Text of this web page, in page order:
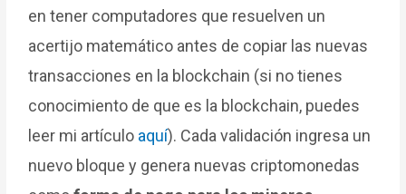
en tener computadores que resuelven un
acertijo matemático antes de copiar las nuevas
transacciones en la blockchain (si no tienes
conocimiento de que es la blockchain, puedes
leer mi artículo aquí). Cada validación ingresa un
nuevo bloque y genera nuevas criptomonedas